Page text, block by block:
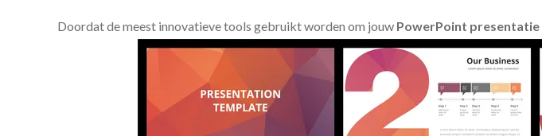
Doordat de meest innovatieve tools gebruikt worden om jouw PowerPoint presentatie